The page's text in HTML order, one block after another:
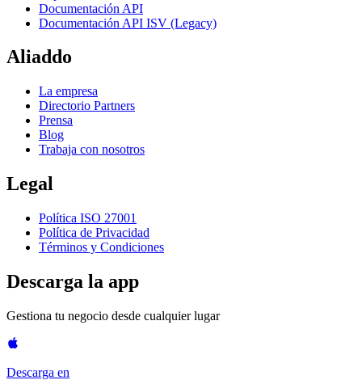
Documentación API
Documentación API ISV (Legacy)
Aliaddo
La empresa
Directorio Partners
Prensa
Blog
Trabaja con nosotros
Legal
Política ISO 27001
Política de Privacidad
Términos y Condiciones
Descarga la app
Gestiona tu negocio desde cualquier lugar
Descarga en